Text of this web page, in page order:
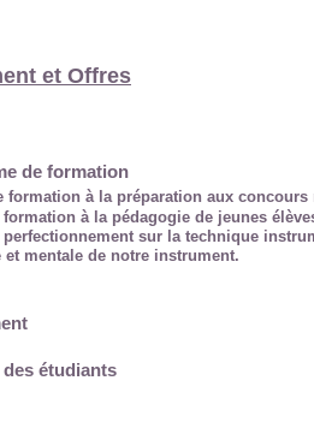
et Offres
de formation
à la préparation aux concours
à la pédagogie de jeunes élèves
sur la technique
et mentale de notre instrument.
étudiants